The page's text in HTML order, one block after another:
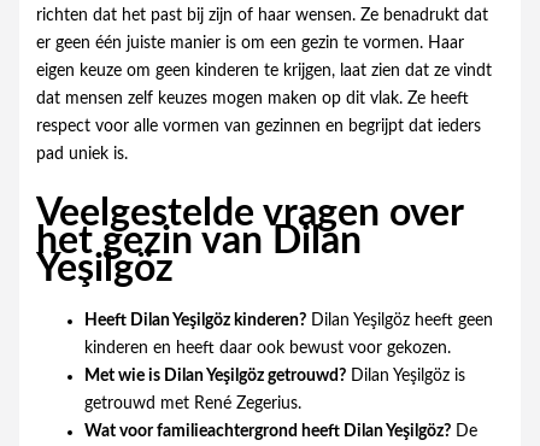
richten dat het past bij zijn of haar wensen. Ze benadrukt dat
er geen één juiste manier is om een gezin te vormen. Haar
eigen keuze om geen kinderen te krijgen, laat zien dat ze vindt
dat mensen zelf keuzes mogen maken op dit vlak. Ze heeft
respect voor alle vormen van gezinnen en begrijpt dat ieders
pad uniek is.
Veelgestelde vragen over
het gezin van Dilan
Yeşilgöz
Heeft Dilan Yeşilgöz kinderen?Dilan Yeşilgöz heeft geen
kinderen en heeft daar ook bewust voor gekozen.
Met wie is Dilan Yeşilgöz getrouwd?Dilan Yeşilgöz is
getrouwd met René Zegerius.
Wat voor familieachtergrond heeft Dilan Yeşilgöz?De